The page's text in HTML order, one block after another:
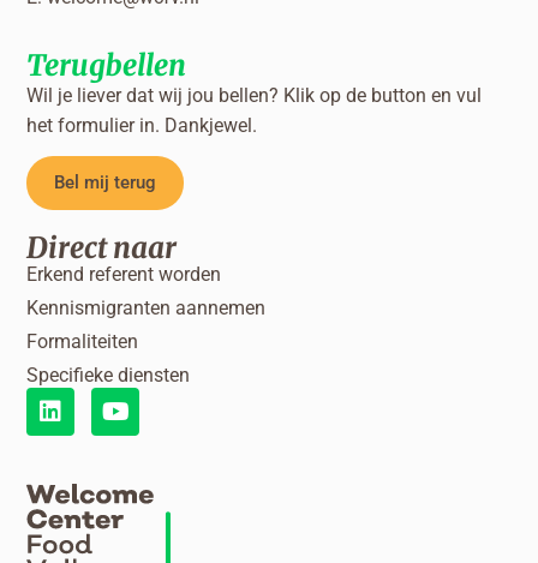
Terugbellen
Wil je liever dat wij jou bellen? Klik op de button en vul
het formulier in. Dankjewel.
Bel mij terug
Direct naar
Erkend referent worden
Kennismigranten aannemen
Formaliteiten
Specifieke diensten